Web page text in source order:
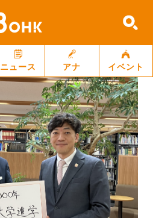
ニュース アナ イベント